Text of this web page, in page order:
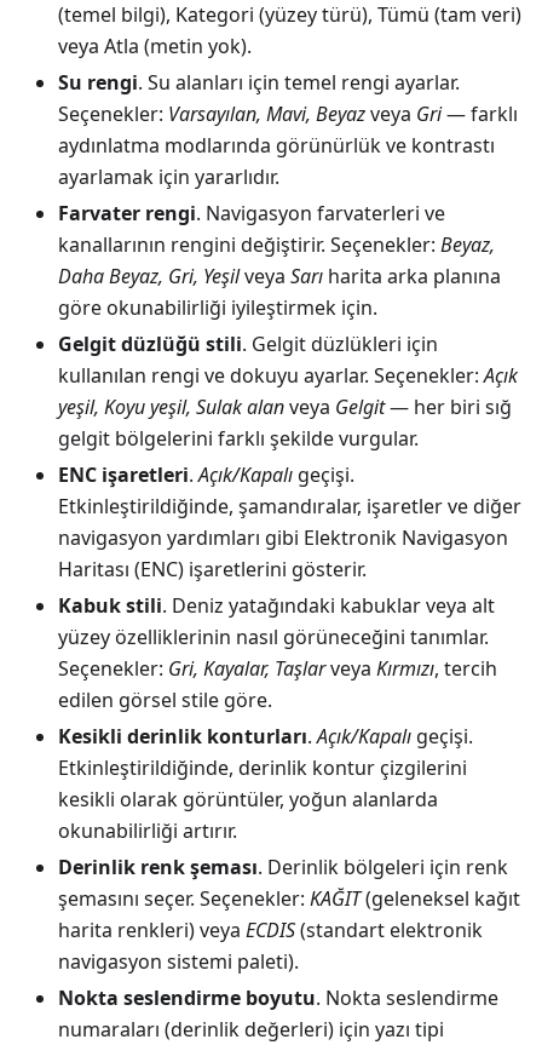
(temel bilgi), Kategori (yüzey türü), Tümü (tam veri)
veya Atla (metin yok).
Su rengi. Su alanları için temel rengi ayarlar.
Seçenekler: Varsayılan, Mavi, Beyazveya Gri— farklı
aydınlatma modlarında görünürlük ve kontrastı
ayarlamak için yararlıdır.
Farvater rengi. Navigasyon farvaterleri ve
kanallarının rengini değiştirir. Seçenekler: Beyaz,
Daha Beyaz, Gri, Yeşilveya Sarı harita arka planına
göre okunabilirliği iyileştirmek için.
Gelgit düzlüğü stili. Gelgit düzlükleri için
kullanılan rengi ve dokuyu ayarlar. Seçenekler:Açık
yeşil, Koyu yeşil, Sulak alanveya Gelgit— her biri sığ
gelgit bölgelerini farklı şekilde vurgular.
ENC işaretleri.Açık/Kapalı geçişi.
Etkinleştirildiğinde, şamandıralar, işaretler ve diğer
navigasyon yardımları gibi Elektronik Navigasyon
Haritası (ENC) işaretlerini gösterir.
Kabuk stili. Deniz yatağındaki kabuklar veya alt
yüzey özelliklerinin nasıl görüneceğini tanımlar.
Seçenekler: Gri, Kayalar, Taşlarveya Kırmızı, tercih
edilen görsel stile göre.
Kesikli derinlik konturları.Açık/Kapalı geçişi.
Etkinleştirildiğinde, derinlik kontur çizgilerini
kesikli olarak görüntüler, yoğun alanlarda
okunabilirliği artırır.
Derinlik renk şeması. Derinlik bölgeleri için renk
şemasını seçer. Seçenekler: KAĞIT(geleneksel kağıt
harita renkleri) veya ECDIS(standart elektronik
navigasyon sistemi paleti).
Nokta seslendirme boyutu. Nokta seslendirme
numaraları (derinlik değerleri) için yazı tipi